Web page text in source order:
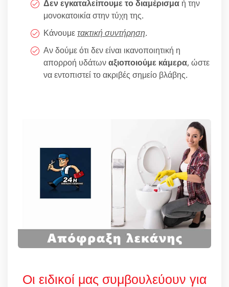
Δεν εγκαταλείπουμε το διαμέρισμα ή την
μονοκατοικία στην τύχη της.
Κάνουμετακτική συντήρηση.
Αν δούμε ότι δεν είναι ικανοποιητική η
απορροή υδάτωναξιοποιούμε κάμερα, ώστε
να εντοπιστεί το ακριβές σημείο βλάβης.
Οι ειδικοί μας συμβουλεύουν για